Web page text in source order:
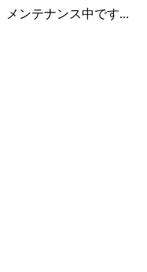
メンテナンス中です...